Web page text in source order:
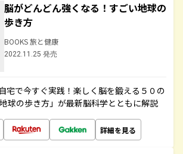
脳がどんどん強くなる！すごい地球の
歩き方
BOOKS 旅と健康
2022.11.25 発売
宅で今すぐ実践！楽しく脳を鍛える５０の
球の歩き方」が最新脳科学とともに解説
詳細を見る